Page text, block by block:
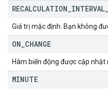
RECALCULATION INTERVAL
Giá trị mặc định. Bạn không
ON CHANGE
Hàm biến động được cập nhật
MINUTE